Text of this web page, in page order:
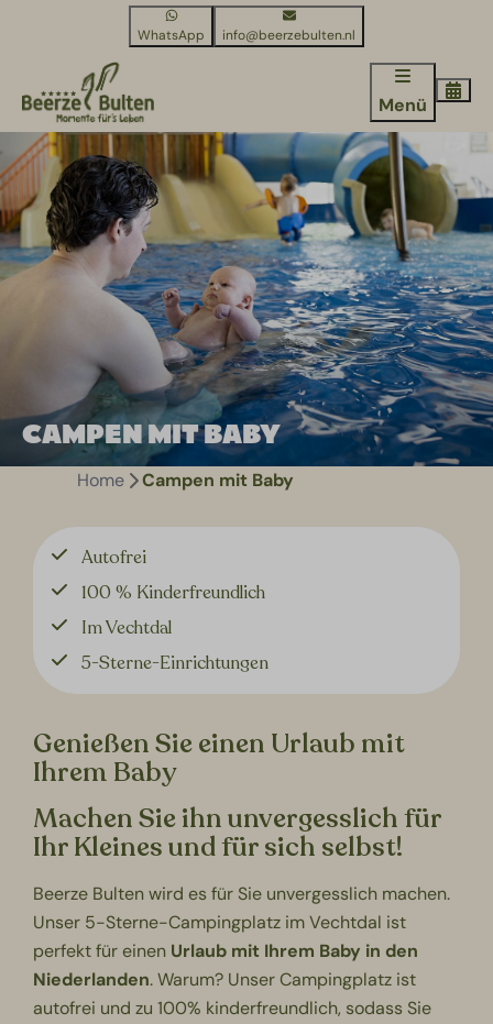
WhatsApp info@beerzebulten.nl
Menü
CAMPEN MIT BABY
Home Campen mit Baby
Autofrei
100 % Kinderfreundlich
Im Vechtdal
5-Sterne-Einrichtungen
Genießen Sie einen Urlaub mit
Ihrem Baby
Machen Sie ihn unvergesslich für
Ihr Kleines und für sich selbst!
Beerze Bulten wird es für Sie unvergesslich machen.
Unser 5-Sterne-Campingplatz im Vechtdal ist
perfekt für einen Urlaub mit Ihrem Baby in den
Niederlanden. Warum? Unser Campingplatz ist
autofrei und zu 100% kinderfreundlich, sodass Sie